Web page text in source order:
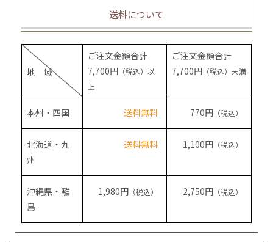
送料について
地 域
ご注文金額合計
7,700円 （税込）以
上
ご注文金額合計
7,700円 （税込）未満
本州・四国 送料無料 770円 （税込）
北海道・九
州
送料無料 1,100円 （税込）
沖縄県・離
島
1,980円 （税込） 2,750円 （税込）